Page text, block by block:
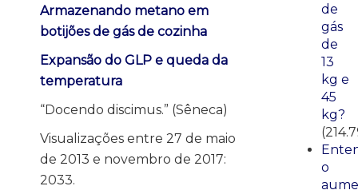
Armazenando metano em
botijões de gás de cozinha
Expansão do GLP e queda da
temperatura
“Docendo discimus.” (Sêneca)
Visualizações entre 27 de maio
de 2013 e novembro de 2017:
2033.
de
gás
de
13
kg e
45
kg?
o